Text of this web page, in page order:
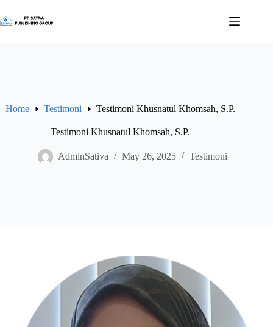
to
content
Home Testimoni Testimoni Khusnatul Khomsah, S.P.
Testimoni Khusnatul Khomsah, S.P.
AdminSativa May 26, 2025 Testimoni